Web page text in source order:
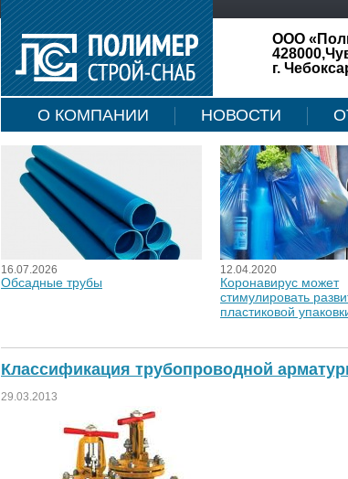
ООО
г.
О КОМПАНИИ НОВОСТИ
16.07.2026
Обсадные трубы
12.04.2020
Коронавирус может
стимулировать
пластиковой
Классификация трубопроводной
29.03.2013